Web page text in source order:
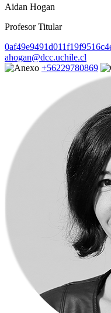
Aidan Hogan
Profesor Titular
ahogan@dcc.uchile.cl
+56229780869